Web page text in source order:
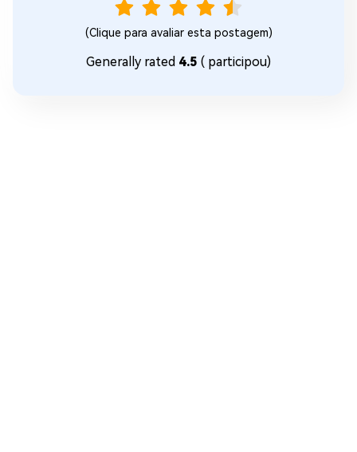
(Clique para avaliar esta postagem)
Generally rated 4.5 ( participou)